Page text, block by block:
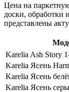
Цена на
доски,
представлены
Karelia Ash Story
Karelia Ясень
Karelia Ясень
Karelia Ясень